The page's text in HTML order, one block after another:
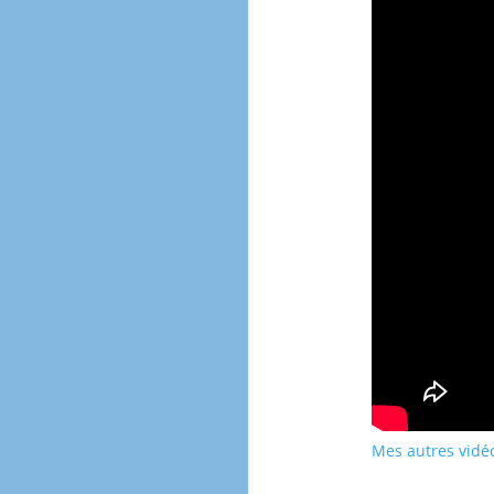
Mes autres